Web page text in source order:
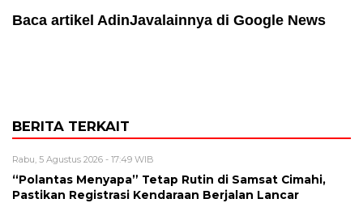
Baca artikel AdinJavalainnya di Google News
BERITA TERKAIT
Rabu, 5 Agustus 2026 - 17:49 WIB
“Polantas Menyapa” Tetap Rutin di Samsat Cimahi,
Pastikan Registrasi Kendaraan Berjalan Lancar